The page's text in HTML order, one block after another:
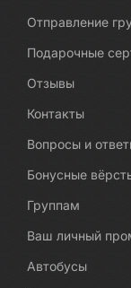
Отправление
Подарочные
Отзывы
Контакты
Вопросы и
Бонусные
Группам
Ваш личный
Автобусы